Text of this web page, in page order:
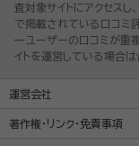
査対象サイトにアクセス
で掲載されている口コミ
一ユーザーの口コミが重
イトを運営している場合
運営会社
著作権・リンク・免責事項